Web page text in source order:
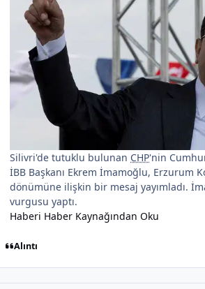
Silivri'de tutuklu bulunan CHP'nin
İBB Başkanı Ekrem İmamoğlu, Erzurum
dönümüne ilişkin bir mesaj yayımladı.
vurgusu yaptı.
Haberi Haber Kaynağından Oku
Alıntı